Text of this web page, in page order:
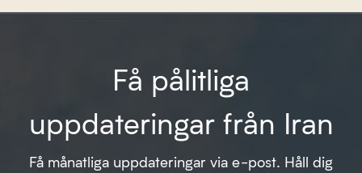
Få pålitliga
uppdateringar från Iran
Få månatliga uppdateringar via e-post. Håll dig